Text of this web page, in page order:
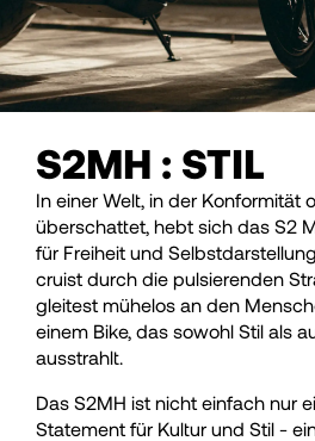
S2MH : STIL
In einer Welt, in der Konformität
überschattet, hebt sich das S2
für Freiheit und
cruist durch die pulsierenden
gleitest mühelos an den
einem Bike, das sowohl Stil als
ausstrahlt.
Das S2MH ist nicht einfach nur
Statement für Kultur und Stil -